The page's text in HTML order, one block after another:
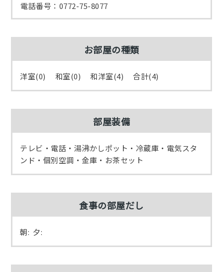
電話番号：0772-75-8077
お部屋の種類
洋室(0) 和室(0) 和洋室(4) 合計(4)
部屋装備
テレビ・電話・湯沸かしポット・冷蔵庫・電気スタ
ンド・個別空調・金庫・お茶セット
食事の部屋だし
朝: 夕: